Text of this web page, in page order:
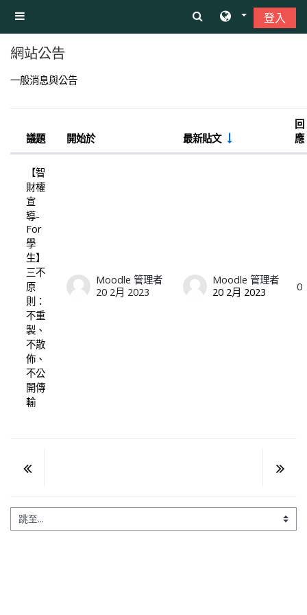
側板
登入
網站公告
一般消息與公告
List of discussions. Showing 1 of 1
狀態
議題 開始於 最新貼文
回
應
【智
財權
宣
導-
For
學
生】
三不
原
則：
不重
製、
不散
佈、
不公
開傳
輸
Moodle 管理者
20 2月 2023
Moodle 管理者
20 2月 2023
0
跳至...